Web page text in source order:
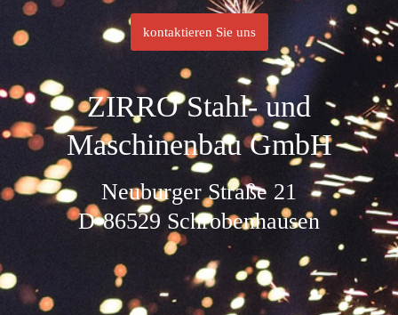
kontaktieren Sie uns
ZIRRO Stahl- und
Maschinenbau GmbH
Neuburger Straße 21
D-86529 Schrobenhausen